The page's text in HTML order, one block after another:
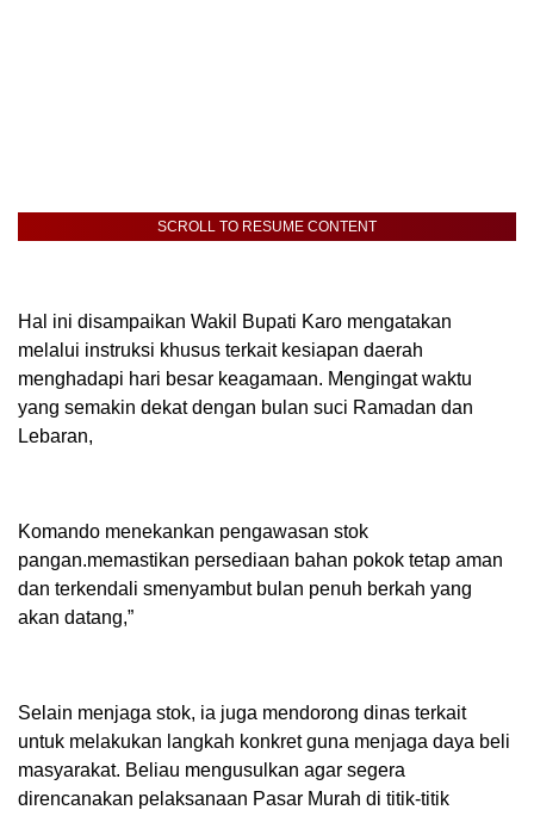
SCROLL TO RESUME CONTENT
Hal ini disampaikan Wakil Bupati Karo mengatakan
melalui instruksi khusus terkait kesiapan daerah
menghadapi hari besar keagamaan. Mengingat waktu
yang semakin dekat dengan bulan suci Ramadan dan
Lebaran,
Komando menekankan pengawasan stok
pangan.memastikan persediaan bahan pokok tetap aman
dan terkendali smenyambut bulan penuh berkah yang
akan datang,”
Selain menjaga stok, ia juga mendorong dinas terkait
untuk melakukan langkah konkret guna menjaga daya beli
masyarakat. Beliau mengusulkan agar segera
direncanakan pelaksanaan Pasar Murah di titik-titik